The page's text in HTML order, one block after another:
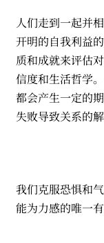
人们走到一起并
开明的自我利益
质和成就来评估
信度和生活哲学
都会产生一定的
失败导致关系的解
我们克服恐惧和
能为力感的唯一有